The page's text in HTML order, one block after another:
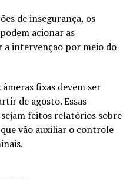
de insegurança, os
acionar as
a intervenção por meio do
fixas devem ser
de agosto. Essas
feitos relatórios sobre
vão auxiliar o controle